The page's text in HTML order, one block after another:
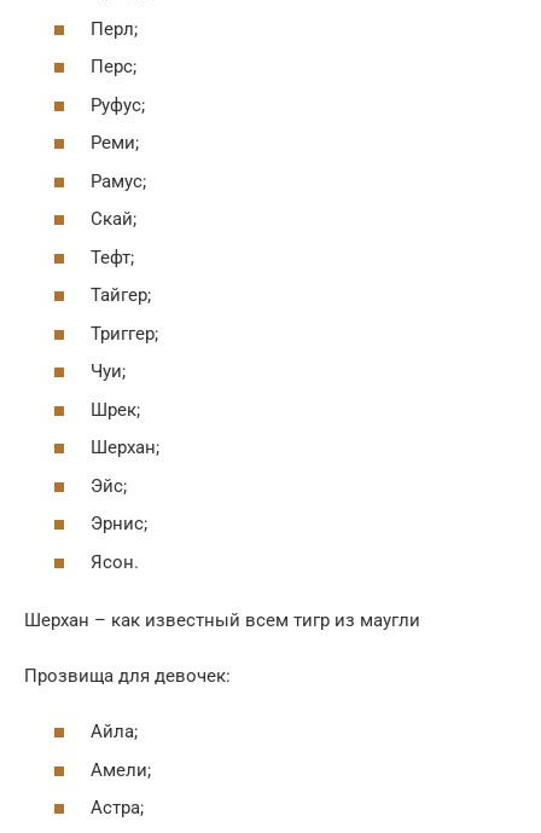
Перл;
Перс;
Руфус;
Реми;
Рамус;
Скай;
Тефт;
Тайгер;
Триггер;
Чуи;
Шрек;
Шерхан;
Эйс;
Эрнис;
Ясон.
Шерхан – как известный всем тигр из маугли
Прозвища для девочек:
Айла;
Амели;
Астра;